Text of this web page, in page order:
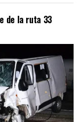
de la ruta 33